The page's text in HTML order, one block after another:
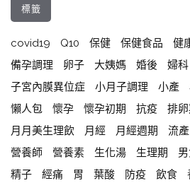
標籤
covid19 Q10 保健 保健食品 健
備孕調理
卵子 大姨媽 婚後 婦科
子宮內膜異位症
小月子調理 小產
懶人包
懷孕 懷孕初期 抗疫 排卵
月月美生理飲
月經 月經週期 流產
營養師
營養素 生化湯 生理期
精子
經痛 胃 葉酸 防疫 飲食